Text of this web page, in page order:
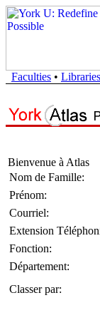
Faculties • Libraries
Bienvenue à Atlas
Nom de Famille:
Prénom:
Courriel:
Extension
Fonction:
Département:
Classer par: